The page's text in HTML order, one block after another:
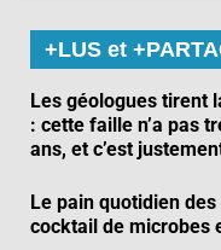
+LUS et
Les géologues tirent
: cette faille n’a pas
ans, et c’est
Le pain quotidien
cocktail de microbes